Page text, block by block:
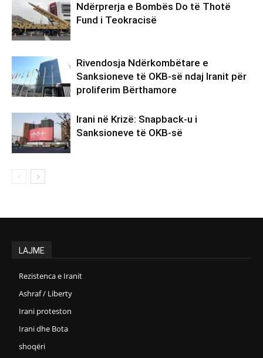
Ndërprerja e Bombës Do të Thotë
Fund i Teokracisë
Rivendosja Ndërkombëtare e
Sanksioneve të OKB-së ndaj Iranit për
proliferim Bërthamore
Irani në Krizë: Snapback-u i
Sanksioneve të OKB-së
LAJME
Rezistenca e Iranit
Ashraf / Liberty
Irani proteston
Irani dhe Bota
shoqëri